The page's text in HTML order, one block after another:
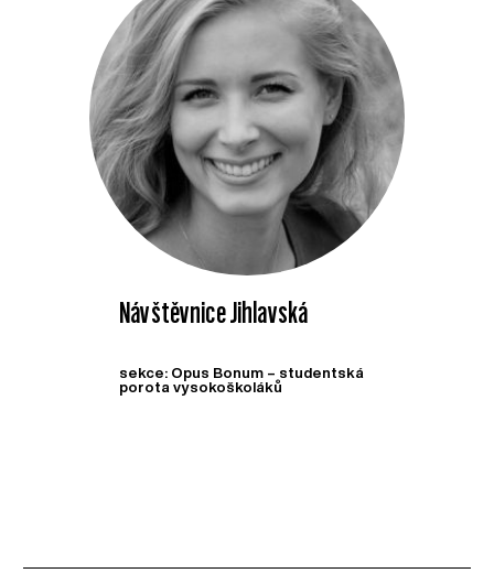
Návštěvnice Jihlavská
sekce: Opus Bonum – studentská
porota vysokoškoláků